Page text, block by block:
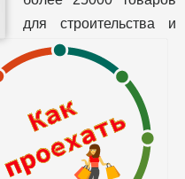
для строительства и